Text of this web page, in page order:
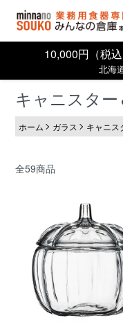
10,000円（税
北海
キャニスター
ホーム ガラス キャニス
全59商品